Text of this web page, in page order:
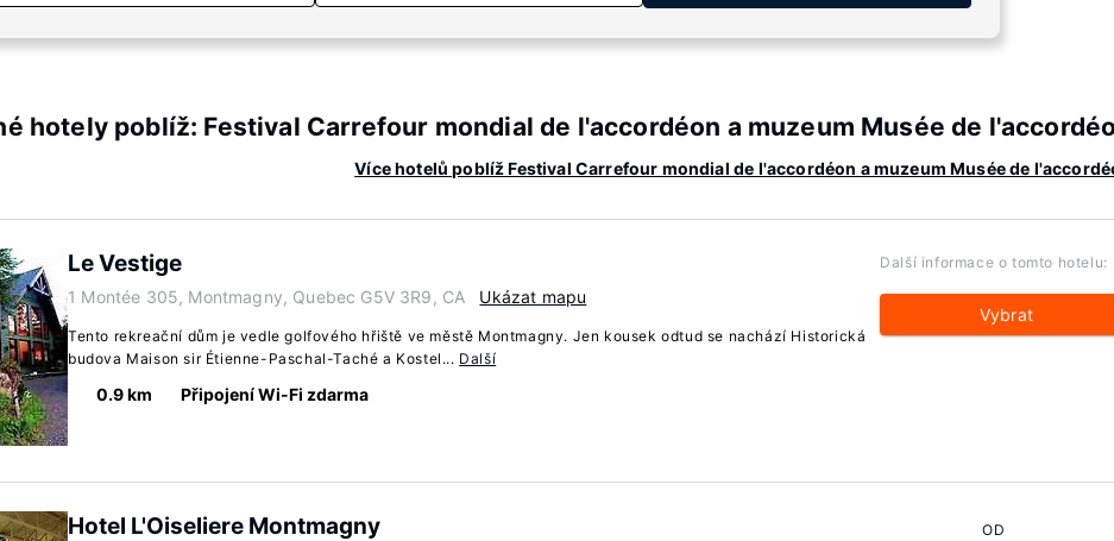
hotely poblíž: Festival Carrefour mondial de l'accordéon a muzeum Musée de
Více hotelů poblíž Festival Carrefour mondial de l'accordéon a muzeum Musée de
Le Vestige
1 Montée 305, Montmagny, Quebec G5V 3R9, CA Ukázat mapu
Tento rekreační dům je vedle golfového hřiště ve městě Montmagny. Jen kousek odtud se nachází Historická
budova Maison sir Étienne-Paschal-Taché a Kostel... Další
0.9 km Připojení Wi-Fi zdarma
Další informace o tomto hotelu:
Vybrat
Hotel L'Oiseliere Montmagny OD